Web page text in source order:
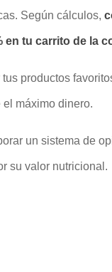
Según cálculos,
en tu carrito de la
productos
máximo dinero.
un sistema de
su valor nutricional.